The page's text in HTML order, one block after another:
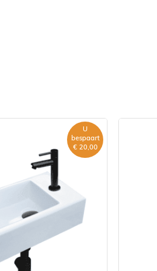
U
bespaart
€ 20,00